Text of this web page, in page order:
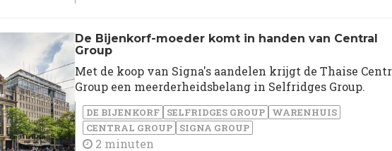
De Bijenkorf-moeder komt in handen van Central
Group
Met de koop van Signa's aandelen krijgt de Thaise
Group een meerderheidsbelang in Selfridges Group.
DE BIJENKORF SELFRIDGES GROUP
WARENHUIS
CENTRAL GROUP
SIGNA GROUP
2 minuten